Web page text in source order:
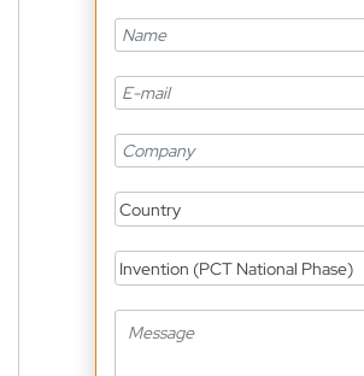
Country
Invention (PCT National Phase)